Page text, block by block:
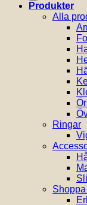
Produkter
Alla
Ringar